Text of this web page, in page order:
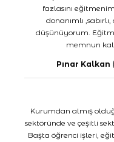
fazlasını
donanımlı
düşünüyorum.
memnun
Pınar Kalkan
Kurumdan almış
sektöründe ve çeşitli
Başta öğrenci işleri,